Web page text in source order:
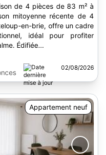
de 4 pièces de 83 m² à
mitoyenne récente de 4
en-brie, offre un cadre
idéal pour profiter
Édifiée...
02/08/2026
Appartement neuf